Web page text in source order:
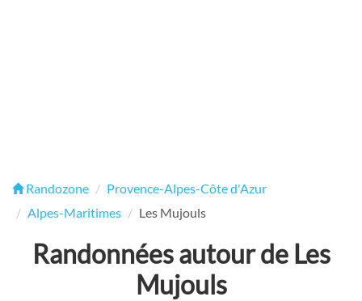
Randozone
Provence-Alpes-Côte d'Azur
Alpes-Maritimes
Les Mujouls
Randonnées autour de Les
Mujouls